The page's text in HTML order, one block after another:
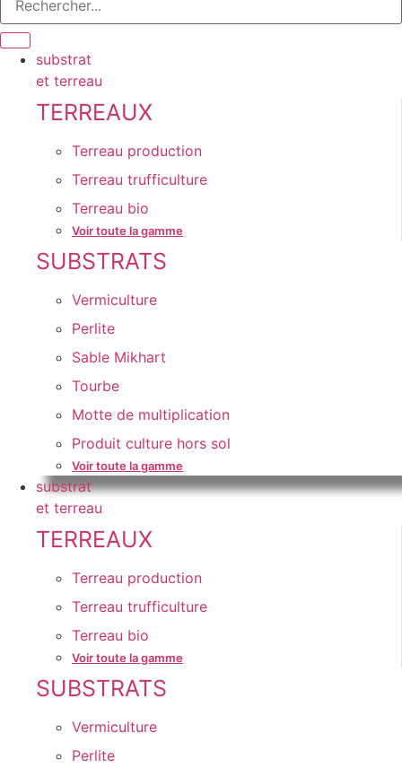
substrat
et terreau
TERREAUX
Terreau production
Terreau trufficulture
Terreau bio
Voir toute la gamme
SUBSTRATS
Vermiculture
Perlite
Sable Mikhart
Tourbe
Motte de multiplication
Produit culture hors sol
Voir toute la gamme
substrat
et terreau
TERREAUX
Terreau production
Terreau trufficulture
Terreau bio
Voir toute la gamme
SUBSTRATS
Vermiculture
Perlite